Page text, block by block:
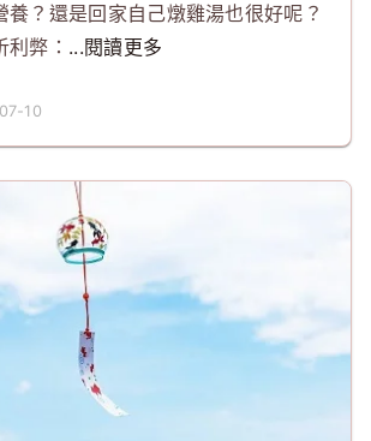
養？還是回家自己燉雞湯也很好呢？
弊： ...閱讀更多
10